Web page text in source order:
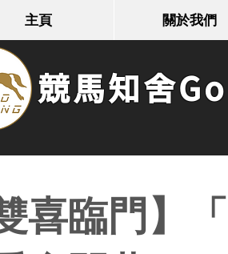
主頁 關於我們
競馬知舍
喜臨門】